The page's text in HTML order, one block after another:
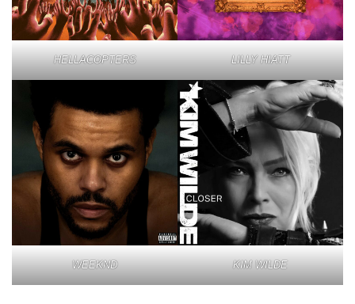
HELLACOPTERS LILLY HIATT
WEEKND KIM WILDE